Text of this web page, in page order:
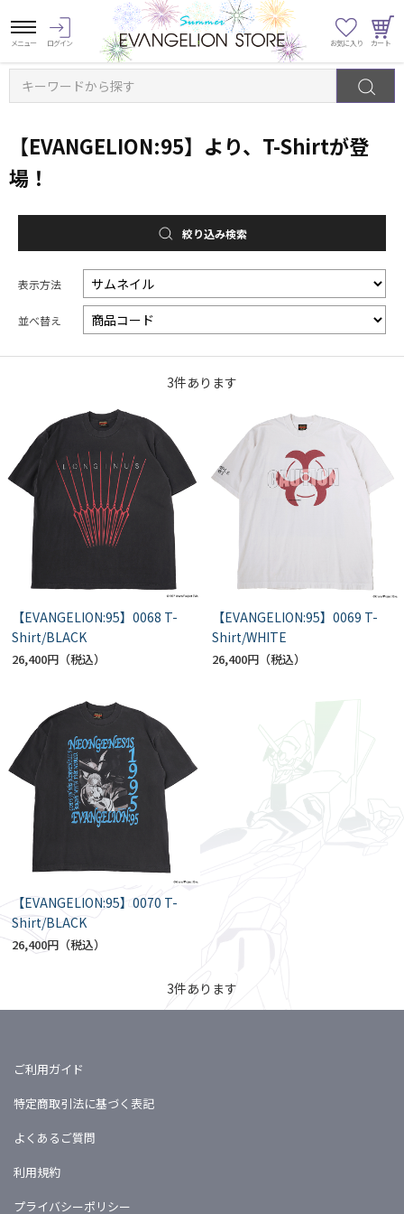
キーワードから探す
【EVANGELION:95】より、T-Shirtが登
場！
絞り込み検索
表示方法
並べ替え
3件あります
【EVANGELION:95】0068 T-
Shirt/BLACK
26,400円
【EVANGELION:95】0069 T-
Shirt/WHITE
26,400円
【EVANGELION:95】0070 T-
Shirt/BLACK
26,400円
3件あります
ご利用ガイド
特定商取引法に基づく表記
よくあるご質問
利用規約
プライバシーポリシー